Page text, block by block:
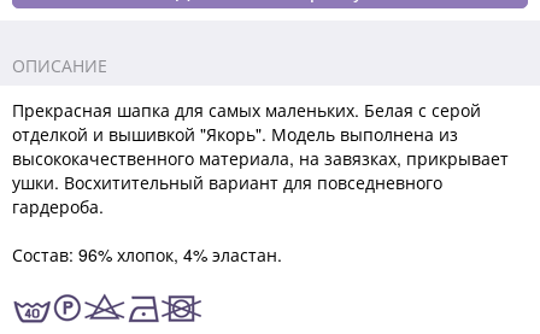
ОПИСАНИЕ
Прекрасная шапка для самых маленьких. Белая с серой
отделкой и вышивкой "Якорь". Модель выполнена из
высококачественного материала, на завязках, прикрывает
ушки. Восхитительный вариант для повседневного
гардероба.
Состав: 96% хлопок, 4% эластан.